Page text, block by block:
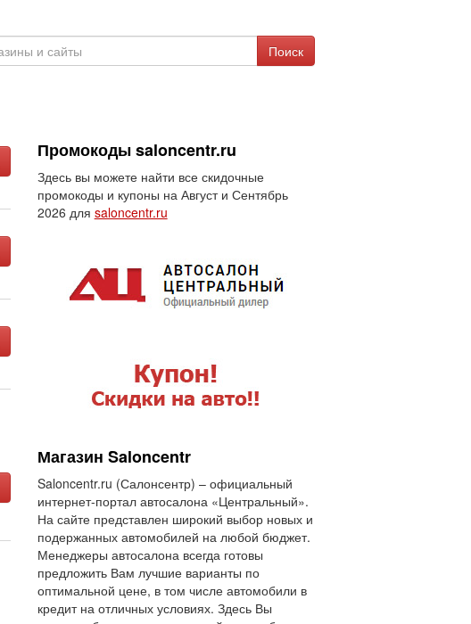
Поиск
Промокоды saloncentr.ru
Здесь вы можете найти все скидочные
промокоды и купоны на Август и Сентябрь
2026 для saloncentr.ru
Магазин Saloncentr
Saloncentr.ru (Салонсентр) – официальный
интернет-портал автосалона «Центральный».
На сайте представлен широкий выбор новых и
подержанных автомобилей на любой бюджет.
Менеджеры автосалона всегда готовы
предложить Вам лучшие варианты по
оптимальной цене, в том числе автомобили в
кредит на отличных условиях. Здесь Вы